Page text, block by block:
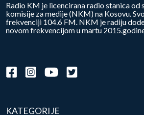
Radio KM je licencirana radio stanica od
komisije za medije (NKM) na Kosovu.
frekvenciji 104.6 FM. NKM je radiju
novom frekvencijom u martu
KATEGORIJE